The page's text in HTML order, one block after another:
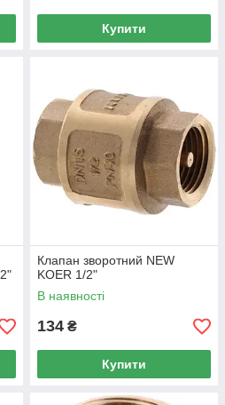
Купити
Клапан зворотний NEW
KOER 1/2"
В наявності
134 ₴
Купити